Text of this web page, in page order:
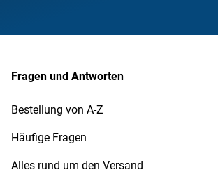
Fragen und Antworten
Bestellung von A-Z
Häufige Fragen
Alles rund um den Versand